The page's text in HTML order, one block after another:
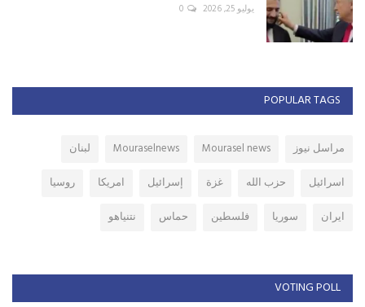
يوليو 25, 2026 0
POPULAR TAGS
مراسل نيوز Mourasel news
Mouraselnews
لبنان
اسرائيل
حزب الله غزة إسرائيل امريكا
روسيا
ايران
سوريا فلسطين حماس نتنياهو
VOTING POLL